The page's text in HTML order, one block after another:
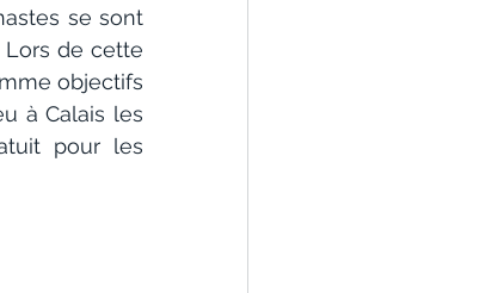
se sont
Lors de cette
objectifs
à Calais les
pour les